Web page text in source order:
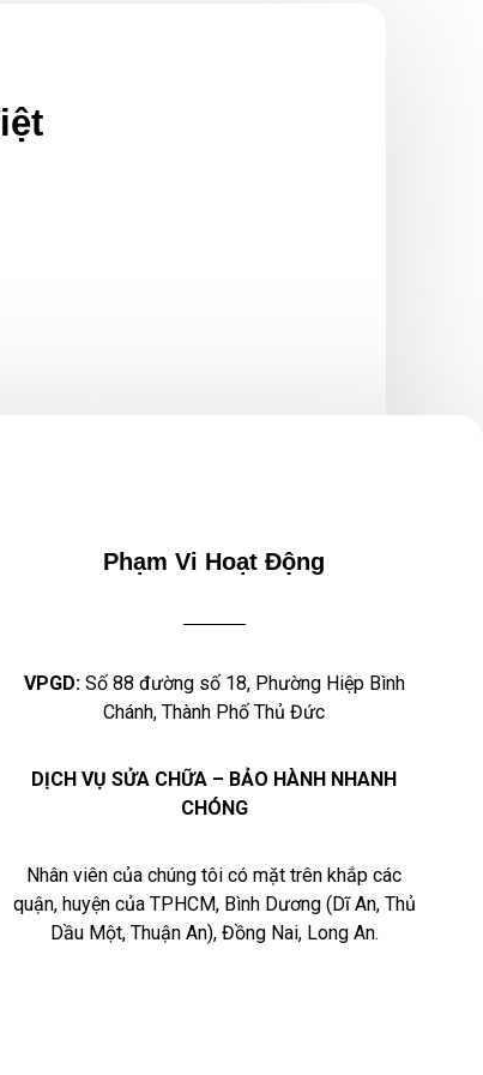
Phạm Vi Hoạt Động
VPGD: Số 88 đường số 18, Phường Hiệp Bình
Chánh, Thành Phố Thủ Đức
DỊCH VỤ SỬA CHỮA – BẢO HÀNH NHANH
CHÓNG
Nhân viên của chúng tôi có mặt trên khắp các
quận, huyện của TPHCM, Bình Dương (Dĩ An, Thủ
Dầu Một, Thuận An), Đồng Nai, Long An.